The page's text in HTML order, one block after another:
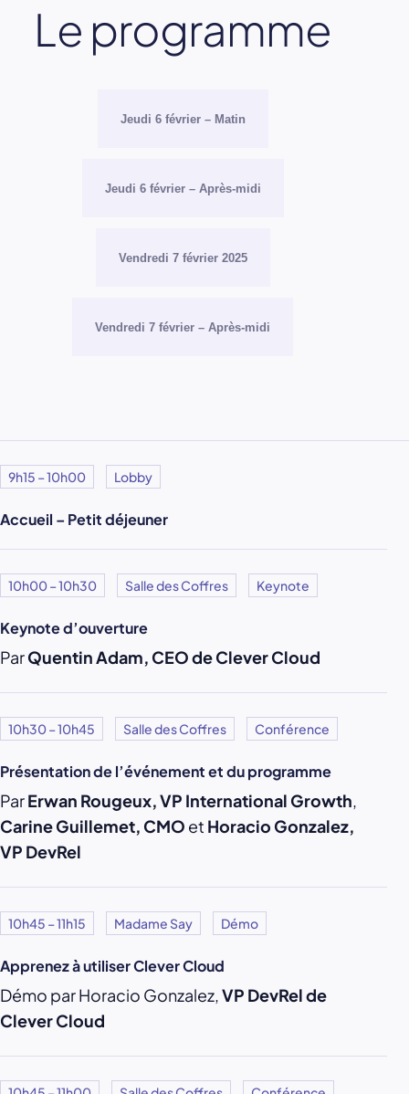
Le programme
Jeudi 6 février – Matin
Jeudi 6 février – Après-midi
Vendredi 7 février 2025
Vendredi 7 février – Après-midi
9h15 – 10h00 Lobby
Accueil – Petit déjeuner
10h00 – 10h30 Salle des Coffres Keynote
Keynote d’ouverture
ParQuentin Adam, CEO de Clever Cloud
10h30 – 10h45 Salle des Coffres Conférence
Présentation de l’événement et du programme
ParErwan Rougeux, VP International Growth,
Carine Guillemet, CMO et Horacio Gonzalez,
VP DevRel
10h45 – 11h15 Madame Say Démo
Apprenez à utiliser Clever Cloud
Démo par Horacio Gonzalez,VP DevRel de
Clever Cloud